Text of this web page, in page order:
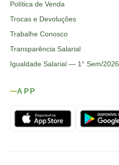
Política de Venda
Trocas e Devoluções
Trabalhe Conosco
Transparência Salarial
Igualdade Salarial — 1° Sem/2026
APP